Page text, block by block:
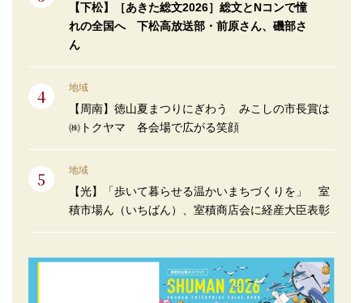
【下松】［あきた総文2026］総文とNコンで憧
れの全国へ 下松高放送部・前原さん、磯部さ
ん
地域
【周南】徳山夏まつりにぎわう みこしの市長賞は
㈱トクヤマ 各会場で広がる笑顔
地域
【光】「歩いて暮らせる温かいまちづくりを」 室
積市場ん（いちばん）、室積商店会に経産大臣表彰